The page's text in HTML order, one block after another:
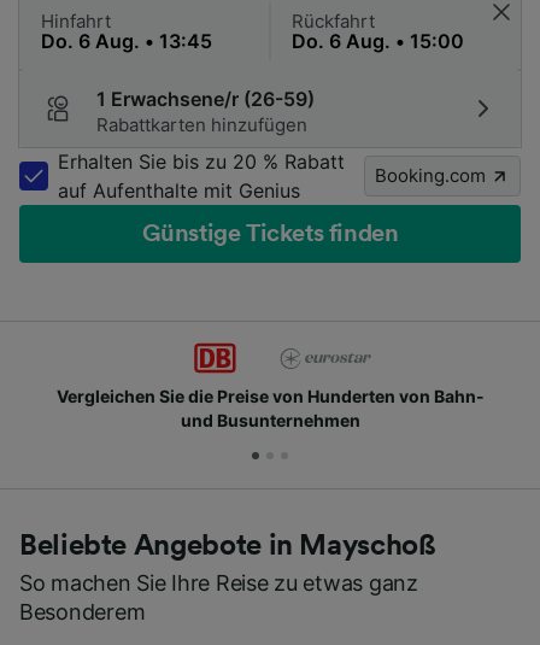
Hinfahrt Rückfahrt
1 Erwachsene/r (26-59)
Rabattkarten hinzufügen
Erhalten Sie bis zu 20 % Rabatt
auf Aufenthalte mit Genius
Booking.com
Günstige Tickets finden
Sie die Preise von Hunderten von Bahn-
und Busunternehmen
Beliebte Angebote in Mayschoß
So machen Sie Ihre Reise zu etwas ganz
Besonderem